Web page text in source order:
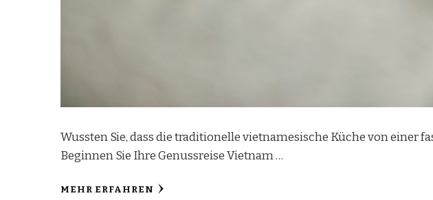
Wussten Sie, dass die traditionelle vietnamesische Küche von einer
Beginnen Sie Ihre Genussreise Vietnam …
MEHR ERFAHREN